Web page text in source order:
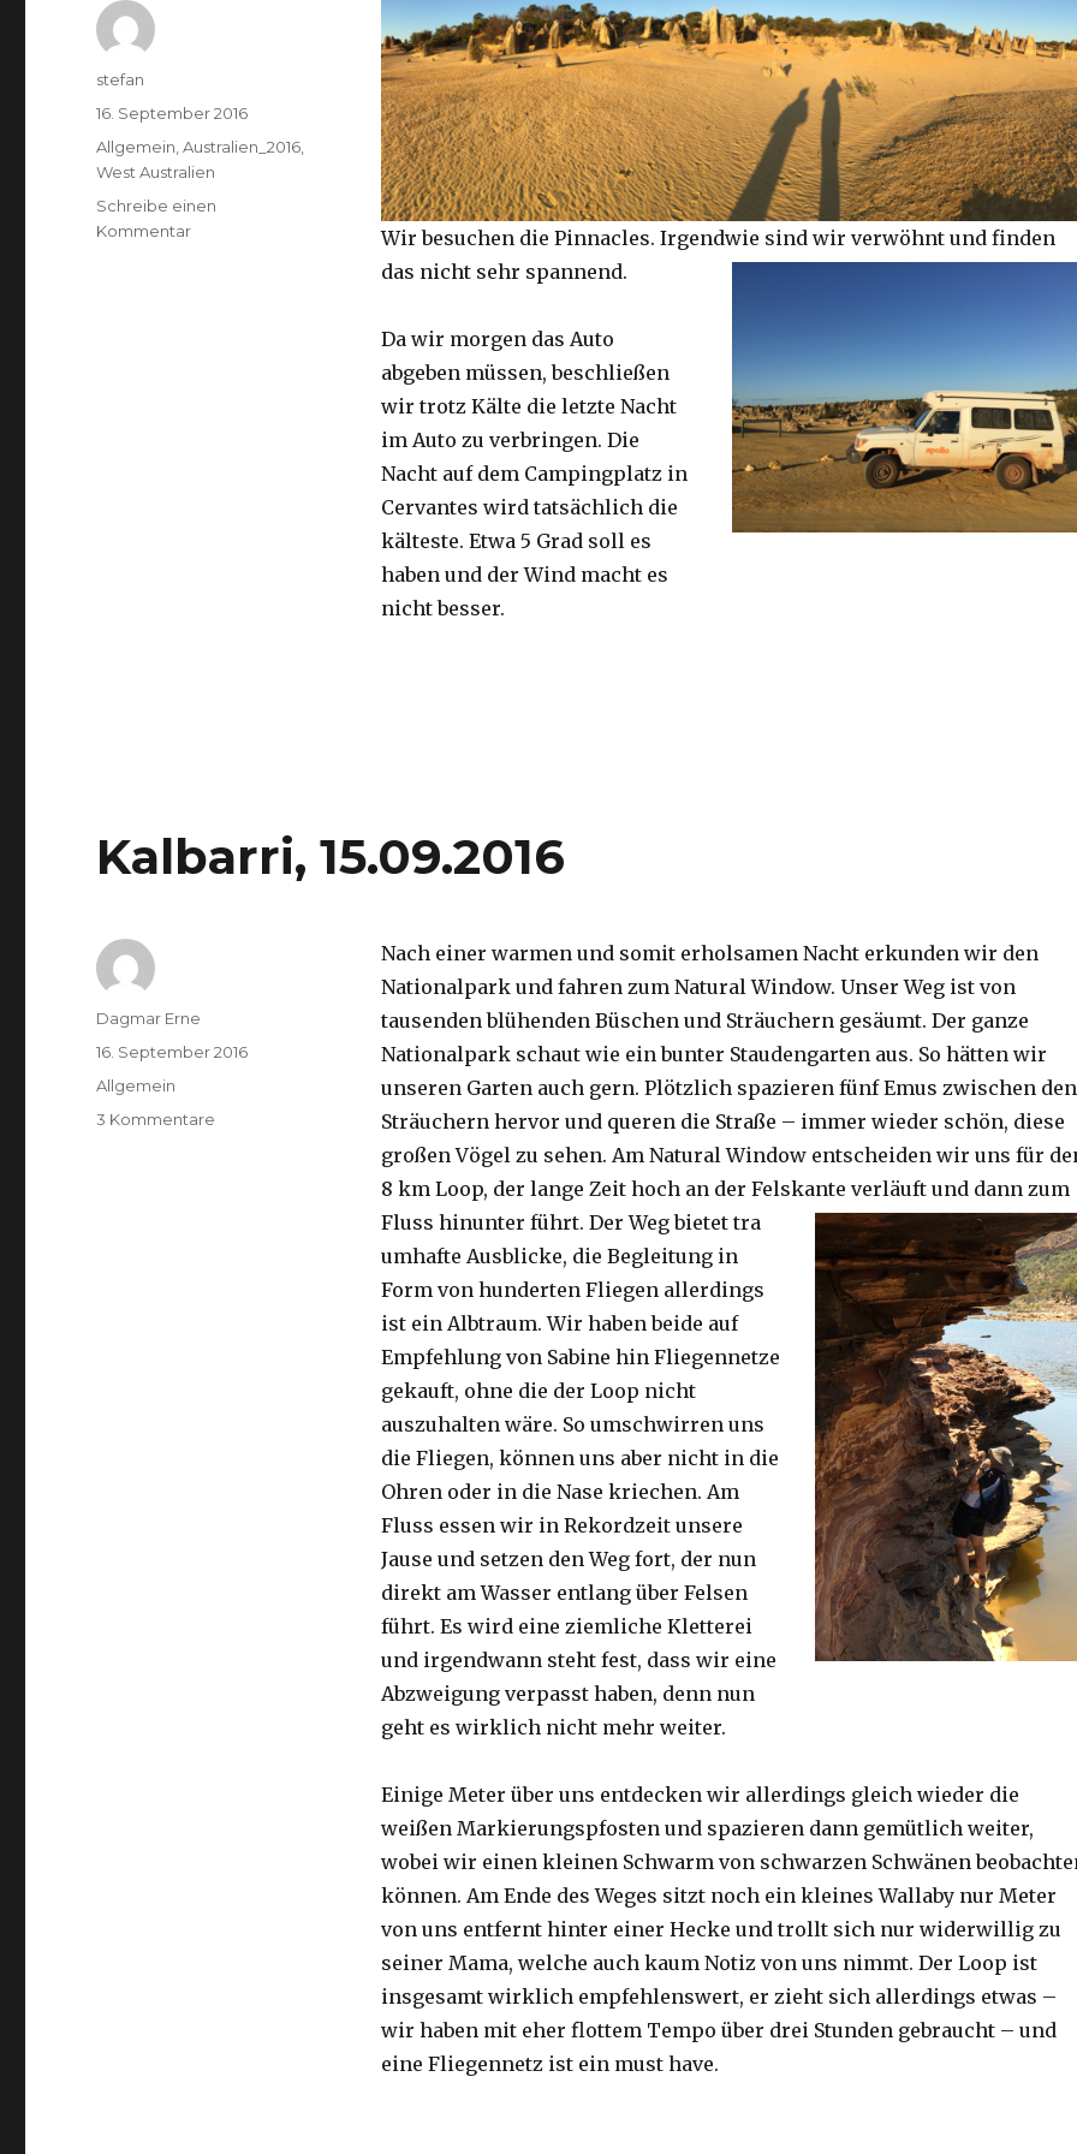
Wir besuchen die Pinnacles. Irgendwie sind wir verwöhnt und finden
das nicht sehr spannend.
Da wir morgen das Auto
abgeben müssen, beschließen
wir trotz Kälte die letzte Nacht
im Auto zu verbringen. Die
Nacht auf dem Campingplatz in
Cervantes wird tatsächlich die
kälteste. Etwa 5 Grad soll es
haben und der Wind macht es
nicht besser.
Autor
stefan
Veröffentlicht
am
16. September 2016
Kategorien
Allgemein,Australien_2016,
West Australien
Schreibe einen
Kommentarzu
Kalbarri, 15.09.2016
Nach einer warmen und somit erholsamen Nacht erkunden wir den
Nationalpark und fahren zum Natural Window. Unser Weg ist von
tausenden blühenden Büschen und Sträuchern gesäumt. Der ganze
Nationalpark schaut wie ein bunter Staudengarten aus. So hätten wir
unseren Garten auch gern. Plötzlich spazieren fünf Emus zwischen den
Sträuchern hervor und queren die Straße – immer wieder schön, diese
großen Vögel zu sehen. Am Natural Window entscheiden wir uns für
8 km Loop, der lange Zeit hoch an der Felskante verläuft und dann zum
Fluss hinunter führt. Der Weg bietet tra
umhafte Ausblicke, die Begleitung in
Form von hunderten Fliegen allerdings
ist ein Albtraum. Wir haben beide auf
Empfehlung von Sabine hin Fliegennetze
gekauft, ohne die der Loop nicht
auszuhalten wäre. So umschwirren uns
die Fliegen, können uns aber nicht in die
Ohren oder in die Nase kriechen. Am
Fluss essen wir in Rekordzeit unsere
Jause und setzen den Weg fort, der nun
direkt am Wasser entlang über Felsen
führt. Es wird eine ziemliche Kletterei
und irgendwann steht fest, dass wir eine
Abzweigung verpasst haben, denn nun
geht es wirklich nicht mehr weiter.
Einige Meter über uns entdecken wir allerdings gleich wieder die
weißen Markierungspfosten und spazieren dann gemütlich weiter,
wobei wir einen kleinen Schwarm von schwarzen Schwänen
können. Am Ende des Weges sitzt noch ein kleines Wallaby nur Meter
von uns entfernt hinter einer Hecke und trollt sich nur widerwillig zu
seiner Mama, welche auch kaum Notiz von uns nimmt. Der Loop ist
insgesamt wirklich empfehlenswert, er zieht sich allerdings etwas –
wir haben mit eher flottem Tempo über drei Stunden gebraucht – und
eine Fliegennetz ist ein must have.
Autor
Dagmar Erne
Veröffentlicht
am
16. September 2016
Kategorien
Allgemein
3 Kommentare